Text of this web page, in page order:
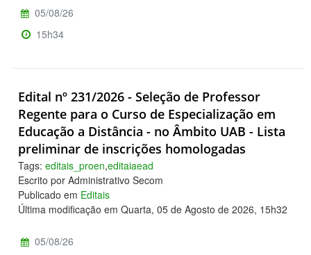
05/08/26
15h34
Edital nº 231/2026 - Seleção de Professor
Regente para o Curso de Especialização em
Educação a Distância - no Âmbito UAB - Lista
preliminar de inscrições homologadas
Tags: editais_proen,editaiaead
Escrito por Administrativo Secom
Publicado em Editais
Última modificação em Quarta, 05 de Agosto de 2026, 15h32
05/08/26